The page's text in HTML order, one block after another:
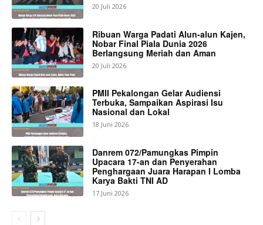
20 Juli 2026
Ribuan Warga Padati Alun-alun Kajen,
Nobar Final Piala Dunia 2026
Berlangsung Meriah dan Aman
20 Juli 2026
PMII Pekalongan Gelar Audiensi
Terbuka, Sampaikan Aspirasi Isu
Nasional dan Lokal
18 Juni 2026
Danrem 072/Pamungkas Pimpin
Upacara 17-an dan Penyerahan
Penghargaan Juara Harapan I Lomba
Karya Bakti TNI AD
17 Juni 2026